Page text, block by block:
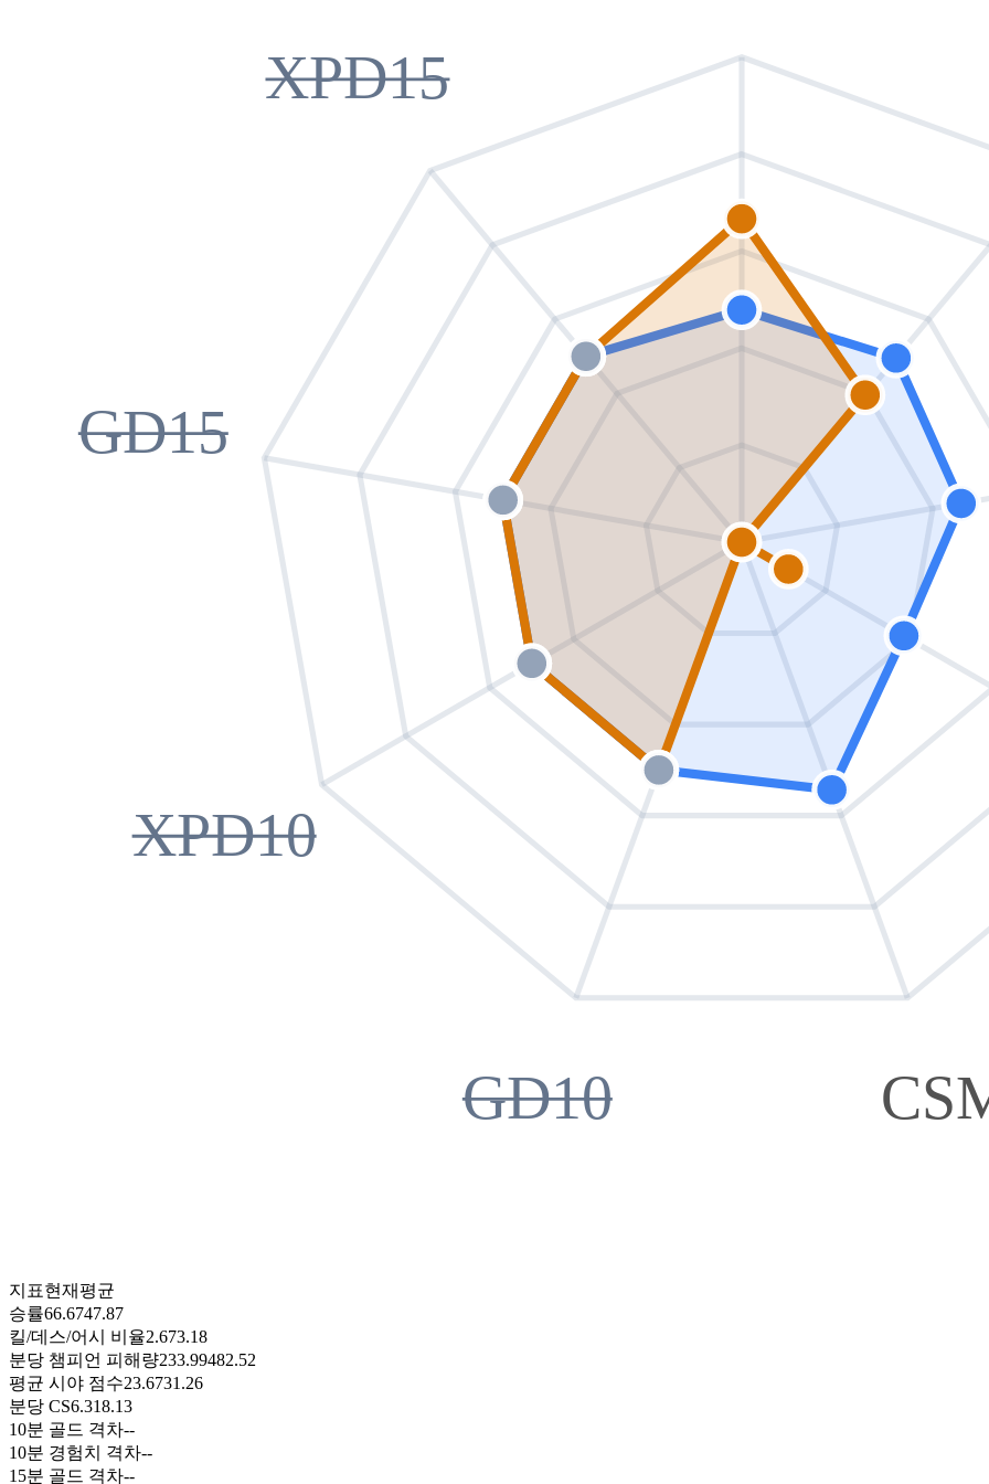
GD10
XPD10
GD15
XPD15
지표현재평균
승률66.6747.87
킬/데스/어시 비율2.673.18
분당 챔피언 피해량233.99482.52
평균 시야 점수23.6731.26
분당 CS6.318.13
10분 골드 격차--
10분 경험치 격차--
15분 골드 격차--